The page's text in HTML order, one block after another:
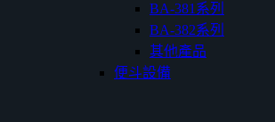
BA-381系列
BA-382系列
其他產品
便斗設備